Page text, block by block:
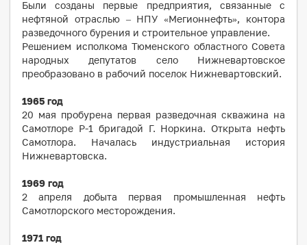
Были созданы первые предприятия, связанные с
нефтяной отраслью – НПУ «Мегионнефть», контора
разведочного бурения и строительное управление.
Решением исполкома Тюменского областного Совета
народных депутатов село Нижневартовское
преобразовано в рабочий поселок Нижневартовский.
1965 год
20 мая пробурена первая разведочная скважина на
Самотлоре Р-1 бригадой Г. Норкина. Открыта нефть
Самотлора. Началась индустриальная история
Нижневартовска.
1969 год
2 апреля добыта первая промышленная нефть
Самотлорского месторождения.
1971 год